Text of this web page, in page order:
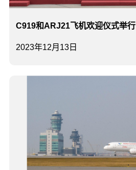
2023年12月13日
C919和ARJ21飞机欢迎仪式举行